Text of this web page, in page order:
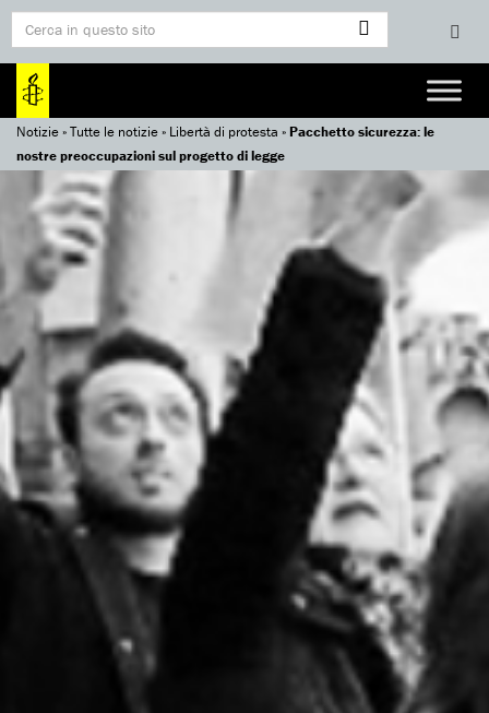
Notizie»Tutte le notizie» Libertà di protesta »Pacchetto sicurezza: le
nostre preoccupazioni sul progetto di legge